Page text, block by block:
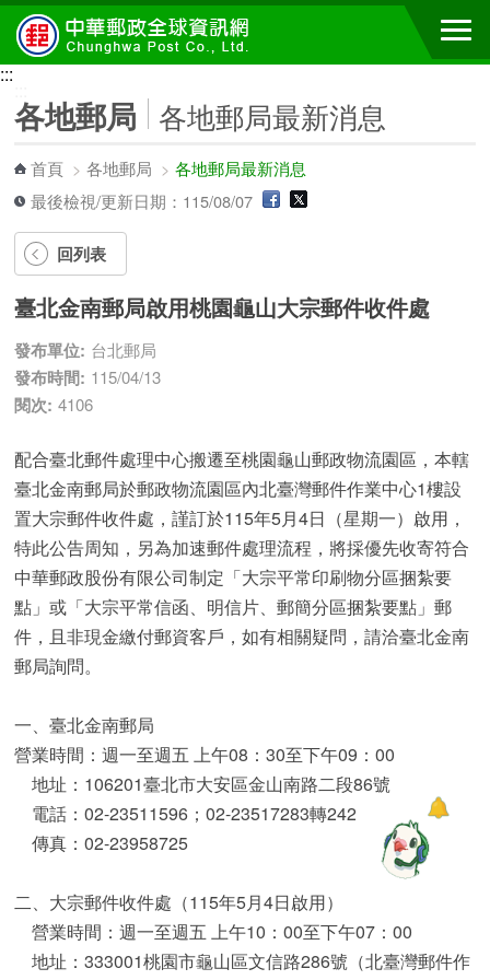
跳到主要內容區塊
:::
各地郵局 各地郵局最新消息
首頁 >各地郵局 >各地郵局最新消息
最後檢視/更新日期：115/08/07
回列表
臺北金南郵局啟用桃園龜山大宗郵件收件處
發布單位: 台北郵局
發布時間: 115/04/13
閱次: 4106
配合臺北郵件處理中心搬遷至桃園龜山郵政物流園區，本轄
臺北金南郵局於郵政物流園區內北臺灣郵件作業中心1樓設
置大宗郵件收件處，謹訂於115年5月4日（星期一）啟用，
特此公告周知，另為加速郵件處理流程，將採優先收寄符合
中華郵政股份有限公司制定「大宗平常印刷物分區捆紮要
點」或「大宗平常信函、明信片、郵簡分區捆紮要點」郵
件，且非現金繳付郵資客戶，如有相關疑問，請洽臺北金南
郵局詢問。
一、臺北金南郵局
營業時間：週一至週五 上午08：30至下午09：00
地址：106201臺北市大安區金山南路二段86號
電話：02-23511596；02-23517283轉242
傳真：02-23958725
二、大宗郵件收件處（115年5月4日啟用）
營業時間：週一至週五 上午10：00至下午07：00
地址：333001桃園市龜山區文信路286號（北臺灣郵件作